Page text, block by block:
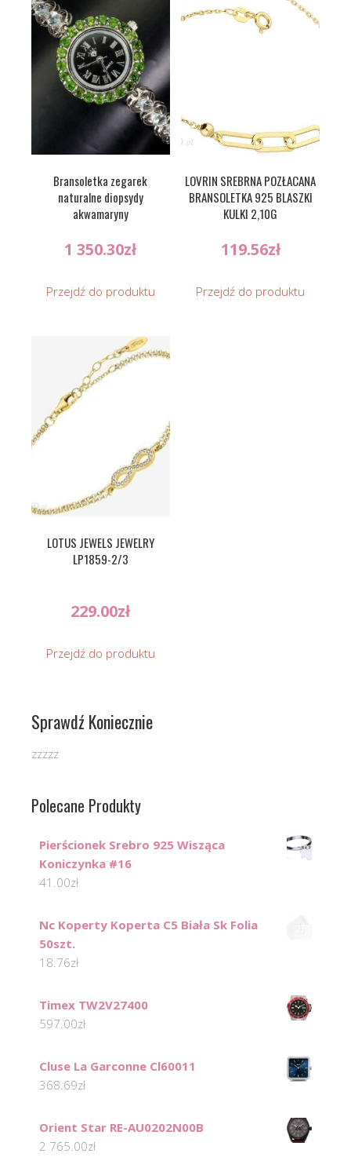
Bransoletka zegarek
naturalne diopsydy
akwamaryny
1 350.30zł
Przejdź do produktu
LOVRIN SREBRNA POZŁACANA
BRANSOLETKA 925 BLASZKI
KULKI 2,10G
119.56zł
Przejdź do produktu
LOTUS JEWELS JEWELRY
LP1859-2/3
229.00zł
Przejdź do produktu
Sprawdź Koniecznie
zzzzz
Polecane Produkty
Pierścionek Srebro 925 Wisząca
Koniczynka #16
41.00zł
Nc Koperty Koperta C5 Biała Sk Folia
50szt.
18.76zł
Timex TW2V27400
597.00zł
Cluse La Garconne Cl60011
368.69zł
Orient Star RE-AU0202N00B
2 765.00zł